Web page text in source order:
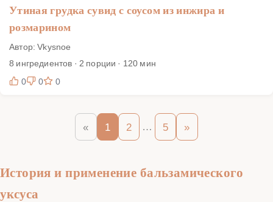
Утиная грудка сувид с соусом из инжира и
розмарином
Автор: Vkysnoe
8 ингредиентов · 2 порции · 120 мин
0
0 0
« 1 2 … 5 »
История и применение бальзамического
уксуса